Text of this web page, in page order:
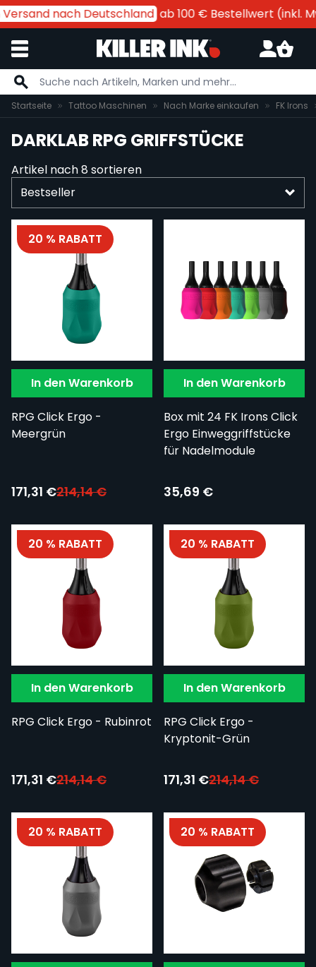
nach Deutschlandab 100 € Bestellwert (inkl.
Zum Inhalt springen
Startseite Tattoo Maschinen Nach Marke einkaufen FK Irons
DARKLAB RPG GRIFFSTÜCKE
Artikel nach8 sortieren
In den Warenkorb
RPG Click Ergo -
Meergrün
20 % RABATT
Sonderpreis:
171,31 €214,14 €
In den Warenkorb
Box mit 24 FK Irons Click
Ergo Einweggriffstücke
für Nadelmodule
35,69 €
In den Warenkorb
RPG Click Ergo - Rubinrot
20 % RABATT
Sonderpreis:
171,31 €214,14 €
In den Warenkorb
RPG Click Ergo -
Kryptonit-Grün
20 % RABATT
Sonderpreis:
171,31 €214,14 €
20 % RABATT 20 % RABATT